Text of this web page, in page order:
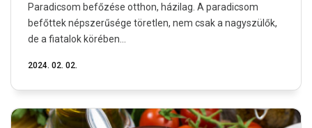
Paradicsom befőzése otthon, házilag. A paradicsom
befőttek népszerűsége töretlen, nem csak a nagyszülők,
de a fiatalok körében...
2024. 02. 02.